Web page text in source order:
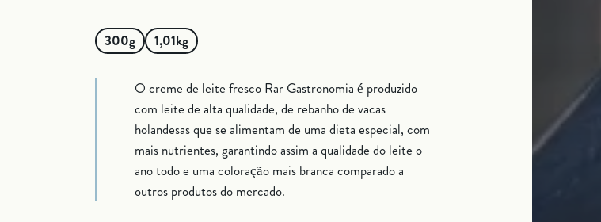
300g 1,01kg
O creme de leite fresco Rar Gastronomia é produzido
com leite de alta qualidade, de rebanho de vacas
holandesas que se alimentam de uma dieta especial, com
mais nutrientes, garantindo assim a qualidade do leite o
ano todo e uma coloração mais branca comparado a
outros produtos do mercado.